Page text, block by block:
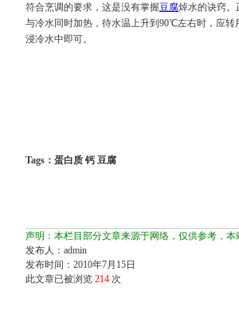
符合烹调的要求，这是没有掌握豆腐焯水的诀窍。
与冷水同时加热，待水温上升到90℃左右时，应转
浸冷水中即可。
Tags：蛋白质 钙 豆腐
声明：本栏目部分文章来源于网络，仅供参考，
发布人：admin
发布时间：2010年7月15日
此文章已被浏览 214 次